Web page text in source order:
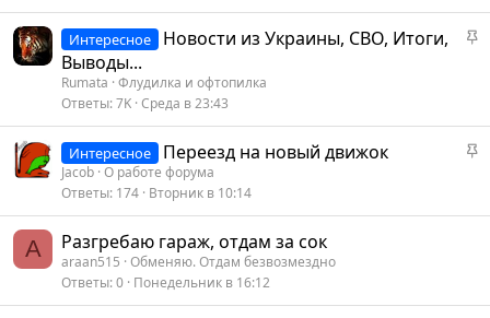
З
п
л
о
Интересное
Новости из Украины, СВО, Итоги,
Выводы...
Rumata Флудилка и офтопилка
Ответы 7K Среда в 23:43
З
р
Интересное Переезд на новый движок
Jacob О работе форума
Ответы 174 Вторник в 10:14
A Разгребаю гараж, отдам за сок
araan515 Обменяю. Отдам безвозмездно
Ответы 0 Понедельник в 16:12